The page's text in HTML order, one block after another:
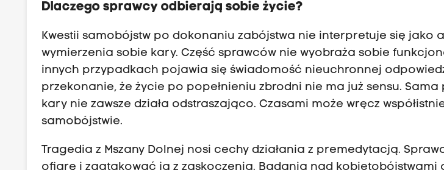
Dlaczego sprawcy odbierają sobie życie?
Kwestii samobójstw po dokonaniu zabójstwa nie interpretuje się jako
wymierzenia sobie kary. Część sprawców nie wyobraża sobie
innych przypadkach pojawia się świadomość nieuchronnej
przekonanie, że życie po popełnieniu zbrodni nie ma już sensu. Sama
kary nie zawsze działa odstraszająco. Czasami może wręcz
samobójstwie.
Tragedia z Mszany Dolnej nosi cechy działania z premedytacją.
ofiarę i zaatakować ją z zaskoczenia. Badania nad kobietobójstwami